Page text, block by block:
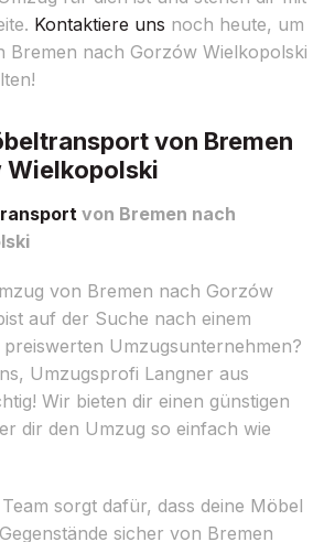
Kontaktiere uns noch heute, um
Bremen nach Gorzów Wielkopolski
von Bremen
Wielkopolski
von Bremen nach
von Bremen nach Gorzów
auf der Suche nach einem
Umzugsunternehmen?
Umzugsprofi Langner aus
Wir bieten dir einen günstigen
dir den Umzug so einfach wie
sorgt dafür, dass deine Möbel
sicher von Bremen